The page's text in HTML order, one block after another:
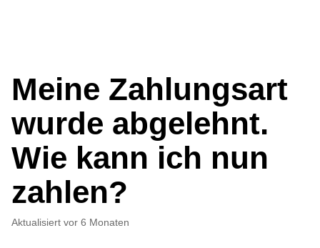
Meine Zahlungsart
wurde abgelehnt.
Wie kann ich nun
zahlen?
Aktualisiert vor 6 Monaten